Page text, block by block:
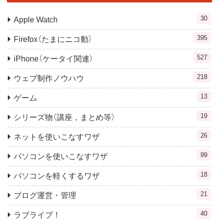
Apple Watch 30
Firefox（たまにニコ動） 395
iPhone（ケータイ関連） 527
ウェブ制作ノウハウ 218
ゲーム 13
シリーズ物（講座，まとめ等） 19
ネットを使いこなすワザ 26
パソコンを使いこなすワザ 99
パソコンを軽くするワザ 18
ブログ運営・管理 21
ラブライブ！ 40